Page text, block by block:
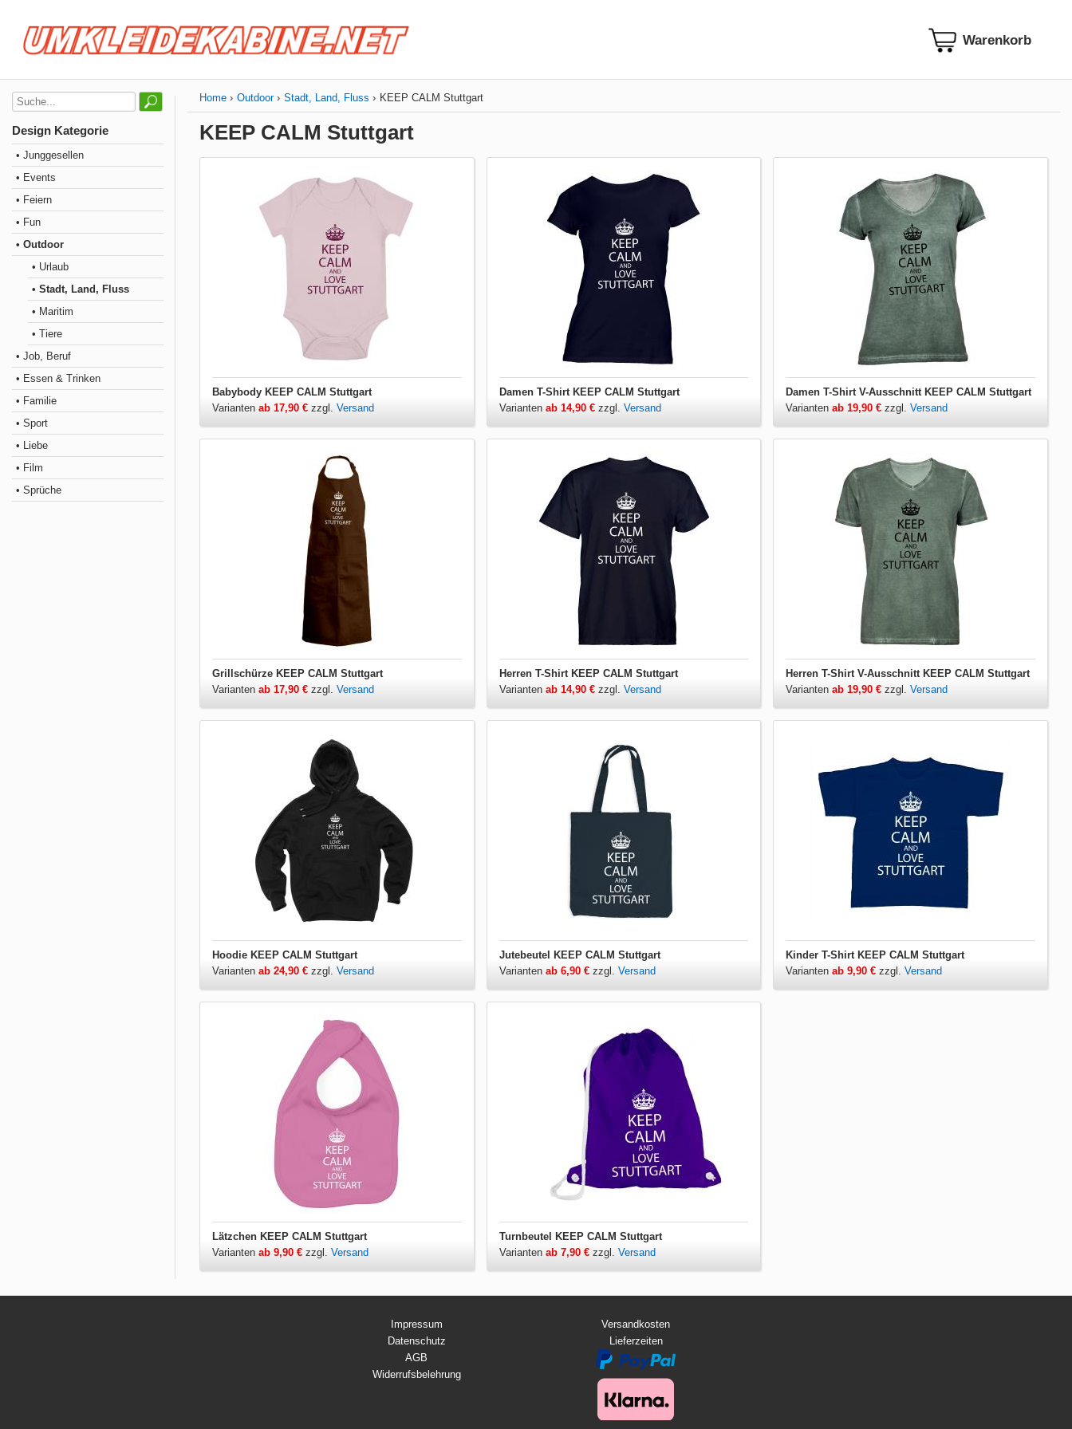
Design Kategorie
• Junggesellen
• Events
• Feiern
• Fun
• Outdoor
• Urlaub
• Stadt, Land, Fluss
• Maritim
• Tiere
• Job, Beruf
• Essen & Trinken
• Familie
• Sport
• Liebe
• Film
• Sprüche
Home Outdoor Stadt, Land, Fluss KEEP CALM Stuttgart
KEEP CALM Stuttgart
Babybody KEEP CALM Stuttgart
Varianten ab 17,90 € zzgl. Versand
Damen T-Shirt KEEP CALM Stuttgart
Varianten ab 14,90 €zzgl. Versand
Damen T-Shirt V-Ausschnitt KEEP CALM Stuttgart
Variantenab 19,90 € zzgl.Versand
Grillschürze KEEP CALM Stuttgart
Varianten ab 17,90 € zzgl. Versand
Herren T-Shirt KEEP CALM Stuttgart
Varianten ab 14,90 €zzgl. Versand
Herren T-Shirt V-Ausschnitt KEEP CALM Stuttgart
Variantenab 19,90 € zzgl.Versand
Hoodie KEEP CALM Stuttgart
Varianten ab 24,90 € zzgl. Versand
Jutebeutel KEEP CALM Stuttgart
Varianten ab 6,90 €zzgl. Versand
Kinder T-Shirt KEEP CALM Stuttgart
Variantenab 9,90 € zzgl.Versand
Lätzchen KEEP CALM Stuttgart
Varianten ab 9,90 € zzgl. Versand
Turnbeutel KEEP CALM Stuttgart
Varianten ab 7,90 €zzgl. Versand
Impressum
Datenschutz
AGB
Widerrufsbelehrung
Versandkosten
Lieferzeiten